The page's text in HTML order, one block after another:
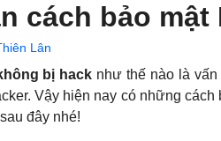
cách bảo
Lân
bị hack như thế nào là
Vậy hiện nay có những
đây nhé!